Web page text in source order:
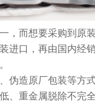
，而想要采购到原
进口，再由国内经
伪造原厂包装等方
重金属脱除不完